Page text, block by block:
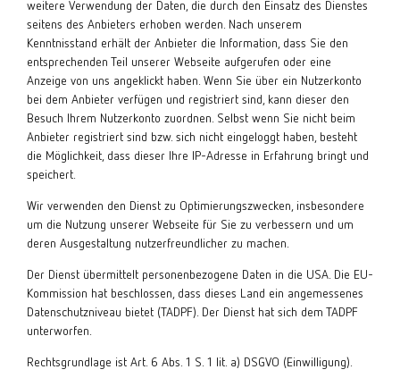
weitere Verwendung der Daten, die durch den Einsatz des Dienstes
seitens des Anbieters erhoben werden. Nach unserem
Kenntnisstand erhält der Anbieter die Information, dass Sie den
entsprechenden Teil unserer Webseite aufgerufen oder eine
Anzeige von uns angeklickt haben. Wenn Sie über ein Nutzerkonto
bei dem Anbieter verfügen und registriert sind, kann dieser den
Besuch Ihrem Nutzerkonto zuordnen. Selbst wenn Sie nicht beim
Anbieter registriert sind bzw. sich nicht eingeloggt haben, besteht
die Möglichkeit, dass dieser Ihre IP-Adresse in Erfahrung bringt und
speichert.
Wir verwenden den Dienst zu Optimierungszwecken, insbesondere
um die Nutzung unserer Webseite für Sie zu verbessern und um
deren Ausgestaltung nutzerfreundlicher zu machen.
Der Dienst übermittelt personenbezogene Daten in die USA. Die EU-
Kommission hat beschlossen, dass dieses Land ein angemessenes
Datenschutzniveau bietet (TADPF). Der Dienst hat sich dem TADPF
unterworfen.
Rechtsgrundlage ist Art. 6 Abs. 1 S. 1 lit. a) DSGVO (Einwilligung).